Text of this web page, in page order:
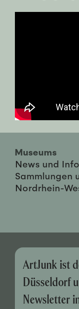
Museums
News und
Sammlungen
Nordrhein-
ArtJunk ist
Düsseldorf
Newsletter